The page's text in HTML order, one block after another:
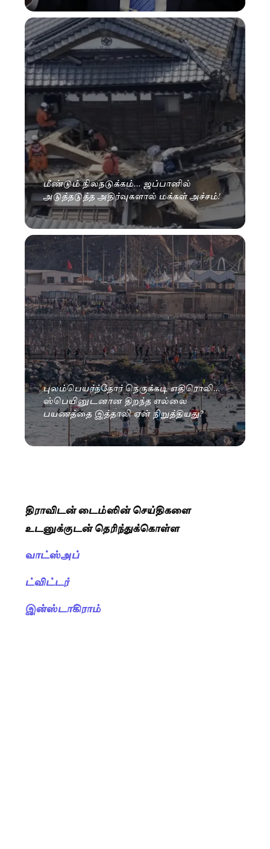
மீண்டும் நிலநடுக்கம்… ஜப்பானில்
அடுத்தடுத்த அதிர்வுகளால் மக்கள் அச்சம்!
புலம்பெயர்ந்தோர் நெருக்கடி எதிரொலி…
ஸ்பெயினுடனான திறந்த எல்லை
பயணத்தை இத்தாலி ஏன் நிறுத்தியது?
திராவிடன் டைம்ஸின் செய்திகளை
உடனுக்குடன் தெரிந்துக்கொள்ள
வாட்ஸ்அப்
ட்விட்டர்
இன்ஸ்டாகிராம்